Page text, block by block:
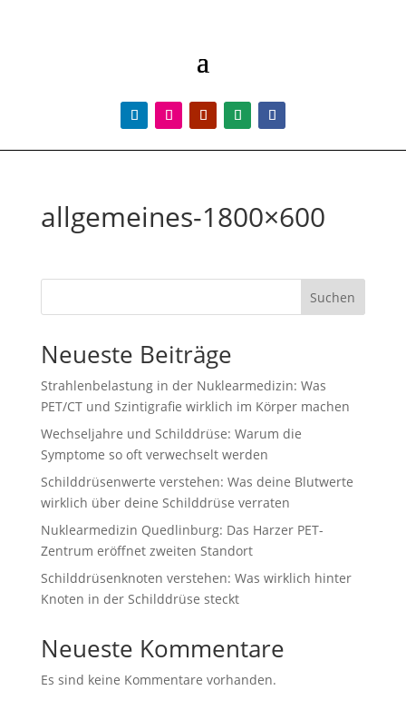
allgemeines-1800×600
Suchen
Neueste Beiträge
Strahlenbelastung in der Nuklearmedizin: Was
PET/CT und Szintigrafie wirklich im Körper machen
Wechseljahre und Schilddrüse: Warum die
Symptome so oft verwechselt werden
Schilddrüsenwerte verstehen: Was deine Blutwerte
wirklich über deine Schilddrüse verraten
Nuklearmedizin Quedlinburg: Das Harzer PET-
Zentrum eröffnet zweiten Standort
Schilddrüsenknoten verstehen: Was wirklich hinter
Knoten in der Schilddrüse steckt
Neueste Kommentare
Es sind keine Kommentare vorhanden.